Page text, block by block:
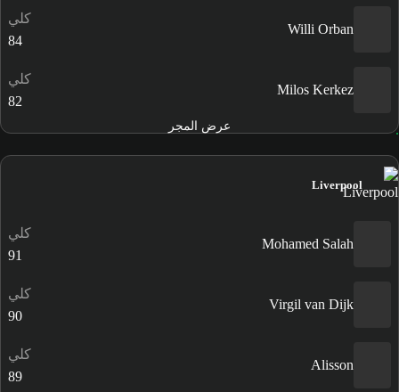
Willi Orban
كلي
84
Milos Kerkez
كلي
82
عرض المجر
Liverpool
Mohamed Salah
كلي
91
Virgil van Dijk
كلي
90
Alisson
كلي
89